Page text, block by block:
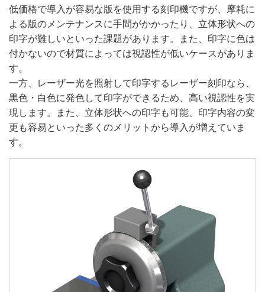
低価格で導入が容易な版を使用する刻印機ですが、摩耗に
よる版のメンテナンスに手間がかかったり、立体形状への
印字が難しいといった課題があります。また、印字に色は
付かないので材質によっては視認性が低いケースがありま
す。
一方、レーザー光を照射して印字するレーザー刻印なら、
黒色・白色に発色して印字ができるため、高い視認性を実
現します。また、立体形状への印字も可能、印字内容の変
更も容易といった多くのメリットから導入が増えていま
す。